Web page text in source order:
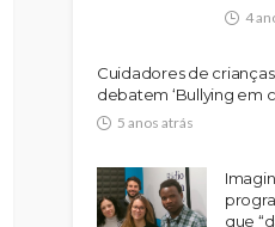
4
Cuidadores de
debatem ‘Bullying em
5 anos atrás
que